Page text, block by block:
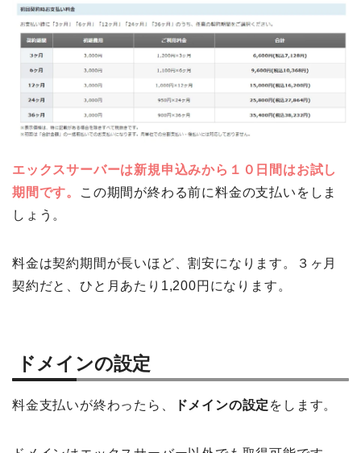
エックスサーバーは新規申込みから１０日間はお試し
期間です。
この期間が終わる前に料金の支払いをしま
しょう。
料金は契約期間が長いほど、割安になります。３ヶ月
契約だと、ひと月あたり1,200円になります。
ドメインの設定
料金支払いが終わったら、 ドメインの設定 をします。